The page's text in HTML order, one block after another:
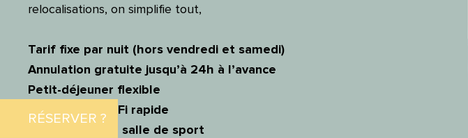
RÉSERVER ?
relocalisations, on simplifie tout,
Tarif fixe par nuit (hors vendredi et samedi)
Annulation gratuite jusqu’à 24h à l’avance
Petit-déjeuner flexible
Connection Wi-Fi rapide
Accès 24/7 à la salle de sport